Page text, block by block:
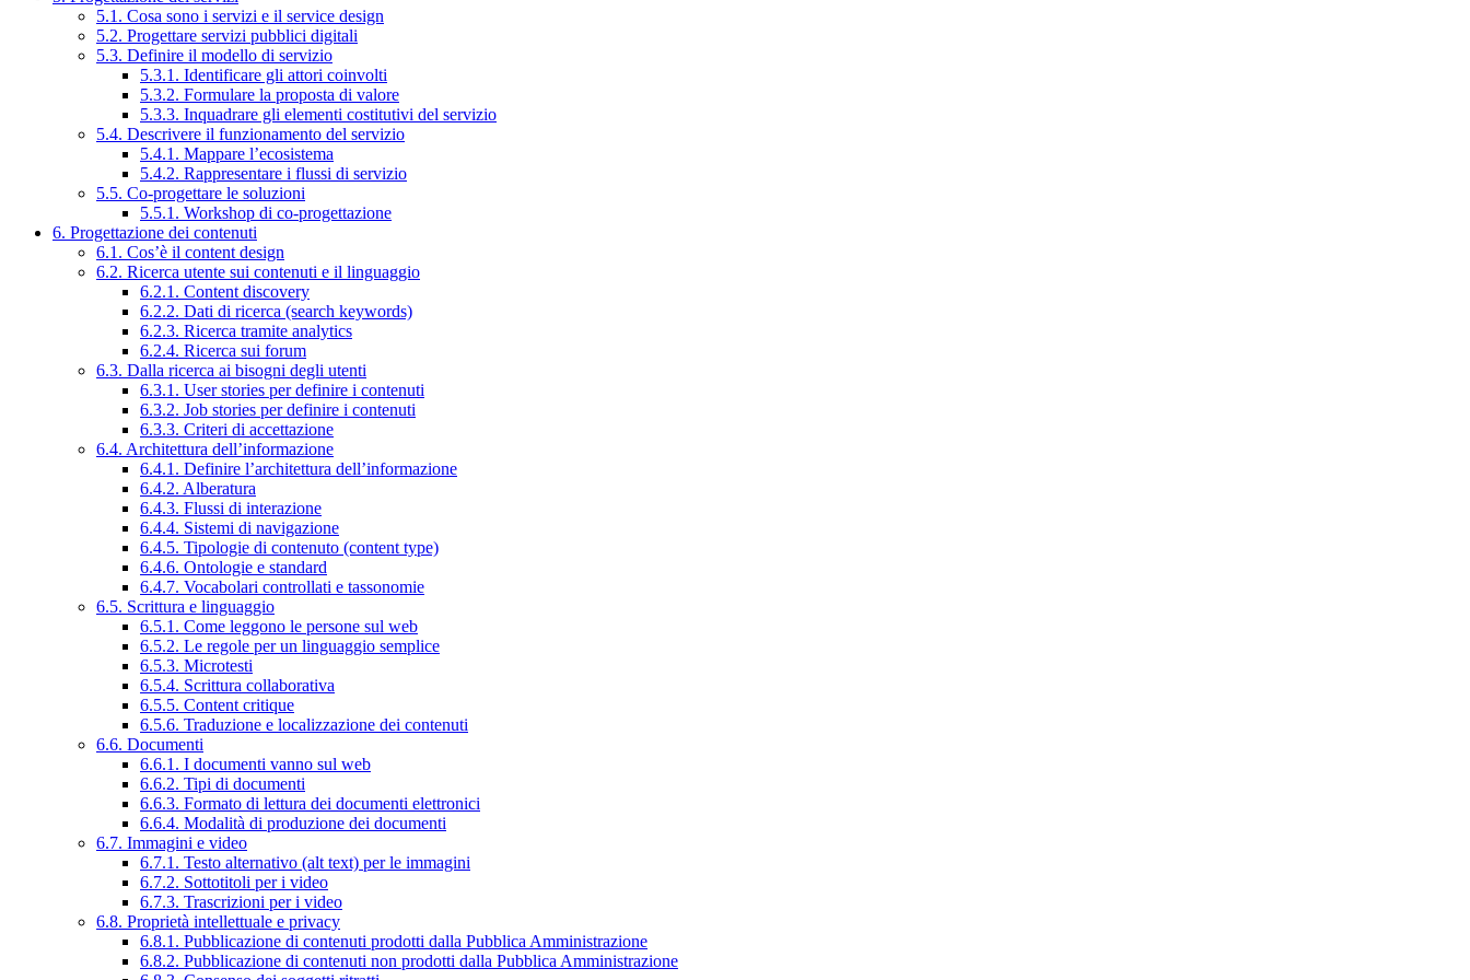
5.1. Cosa sono i servizi e il service design
5.2. Progettare servizi pubblici digitali
5.3. Definire il modello di servizio
5.3.1. Identificare gli attori coinvolti
5.3.2. Formulare la proposta di valore
5.3.3. Inquadrare gli elementi costitutivi del servizio
5.4. Descrivere il funzionamento del servizio
5.4.1. Mappare l’ecosistema
5.4.2. Rappresentare i flussi di servizio
5.5. Co-progettare le soluzioni
5.5.1. Workshop di co-progettazione
6. Progettazione dei contenuti
6.1. Cos’è il content design
6.2. Ricerca utente sui contenuti e il linguaggio
6.2.1. Content discovery
6.2.2. Dati di ricerca (search keywords)
6.2.3. Ricerca tramite analytics
6.2.4. Ricerca sui forum
6.3. Dalla ricerca ai bisogni degli utenti
6.3.1. User stories per definire i contenuti
6.3.2. Job stories per definire i contenuti
6.3.3. Criteri di accettazione
6.4. Architettura dell’informazione
6.4.1. Definire l’architettura dell’informazione
6.4.2. Alberatura
6.4.3. Flussi di interazione
6.4.4. Sistemi di navigazione
6.4.5. Tipologie di contenuto (content type)
6.4.6. Ontologie e standard
6.4.7. Vocabolari controllati e tassonomie
6.5. Scrittura e linguaggio
6.5.1. Come leggono le persone sul web
6.5.2. Le regole per un linguaggio semplice
6.5.3. Microtesti
6.5.4. Scrittura collaborativa
6.5.5. Content critique
6.5.6. Traduzione e localizzazione dei contenuti
6.6. Documenti
6.6.1. I documenti vanno sul web
6.6.2. Tipi di documenti
6.6.3. Formato di lettura dei documenti elettronici
6.6.4. Modalità di produzione dei documenti
6.7. Immagini e video
6.7.1. Testo alternativo (alt text) per le immagini
6.7.2. Sottotitoli per i video
6.7.3. Trascrizioni per i video
6.8. Proprietà intellettuale e privacy
6.8.1. Pubblicazione di contenuti prodotti dalla Pubblica Amministrazione
6.8.2. Pubblicazione di contenuti non prodotti dalla Pubblica Amministrazione